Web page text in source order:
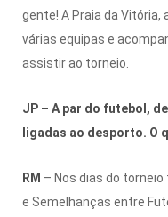
gente! A Praia da Vitória,
várias equipas e
assistir ao torneio.
JP – A par do futebol,
ligadas ao desporto. O
RM – Nos dias do
e Semelhanças entre